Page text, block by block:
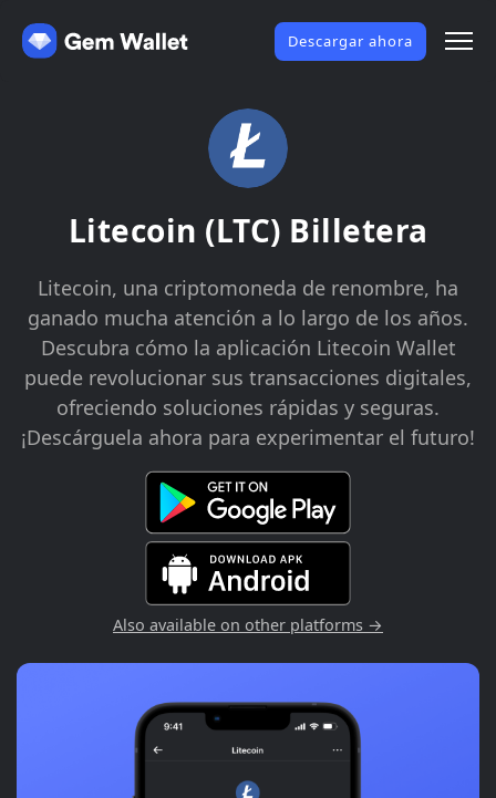
Descargar ahora
Litecoin (LTC) Billetera
Litecoin, una criptomoneda de renombre, ha
ganado mucha atención a lo largo de los años.
Descubra cómo la aplicación Litecoin Wallet
puede revolucionar sus transacciones digitales,
ofreciendo soluciones rápidas y seguras.
¡Descárguela ahora para experimentar el futuro!
Also available on other platforms →